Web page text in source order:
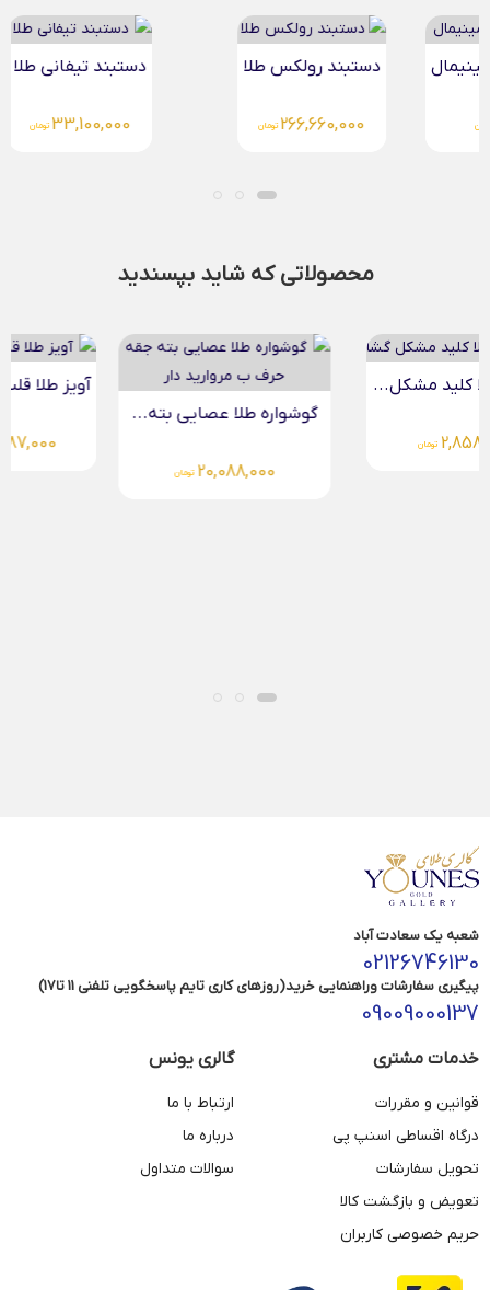
دستبند رولکس طلا
266,660,000 تومان
دستبند تیفانی طلا
تومان
محصولاتی که شاید بپسندید
گوشواره طلا عصایی بته...
آویز طلا قلب اینفینیتی
شعبه یک سعادت آباد
02126746130
پیگیری سفارشات وراهنمایی خرید(روزهای کاری تایم پاسخگویی تلفنی 11 تا17)
09009000137
خدمات مشتری
قوانین و مقررات
درگاه اقساطی اسنپ پی
تحویل سفارشات
تعویض و بازگشت کالا
حریم خصوصی کاربران
گالری یونس
ارتباط با ما
درباره ما
سوالات متداول